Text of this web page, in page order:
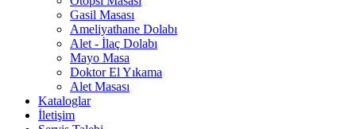
Gasil Masası
Ameliyathane Dolabı
Alet - İlaç Dolabı
Mayo Masa
Doktor El Yıkama
Alet Masası
Kataloglar
İletişim